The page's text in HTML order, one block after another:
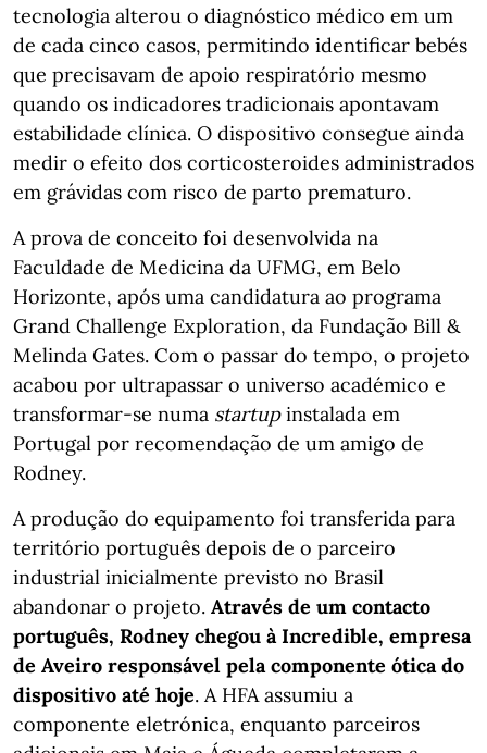
tecnologia alterou o diagnóstico médico em um
de cada cinco casos, permitindo identificar bebés
que precisavam de apoio respiratório mesmo
quando os indicadores tradicionais apontavam
estabilidade clínica. O dispositivo consegue ainda
medir o efeito dos corticosteroides administrados
em grávidas com risco de parto prematuro.
A prova de conceito foi desenvolvida na
Faculdade de Medicina da UFMG, em Belo
Horizonte, após uma candidatura ao programa
Grand Challenge Exploration, da Fundação Bill &
Melinda Gates. Com o passar do tempo, o projeto
acabou por ultrapassar o universo académico e
transformar-se numa startupinstalada em
Portugal por recomendação de um amigo de
Rodney.
A produção do equipamento foi transferida para
território português depois de o parceiro
industrial inicialmente previsto no Brasil
abandonar o projeto. Através de um contacto
português, Rodney chegou à Incredible, empresa
de Aveiro responsável pela componente ótica do
dispositivo até hoje. A HFA assumiu a
componente eletrónica, enquanto parceiros